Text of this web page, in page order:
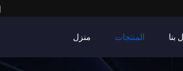
منزل المنتجات بنا